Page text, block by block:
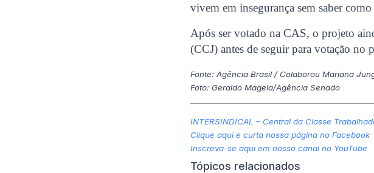
vivem em insegurança sem saber
Após ser votado na CAS, o projeto
(CCJ) antes de seguir para votação no
Fonte: Agência Brasil / Colaborou Mariana
Foto: Geraldo Magela/Agência Senado
INTERSINDICAL – Central da Classe
Clique aqui e curta nossa página no Facebook
Inscreva-se aqui em nosso canal no YouTube
Tópicos relacionados